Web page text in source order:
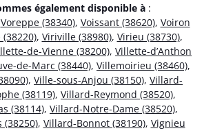
également disponible à :
Voreppe (38340), Voissant (38620), Voiron
, Viriville (38980), Virieu (38730),
de-Vienne (38200), Villette-d’Anthon
de-Marc (38440), Villemoirieu (38460),
, Ville-sous-Anjou (38150), Villard-
(38119), Villard-Reymond (38520),
(38114), Villard-Notre-Dame (38520),
(38250), Villard-Bonnot (38190), Vignieu